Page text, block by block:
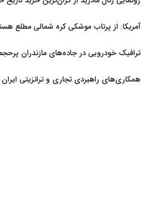
آمریکا: از پرتاب موشکی کره شمالی مطلع
ترافیک خودرویی در جاده‌های مازندران
همکاری‌های راهبردی تجاری و ترانزیتی